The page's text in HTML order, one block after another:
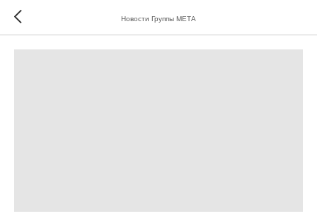
Новости Группы МЕТА